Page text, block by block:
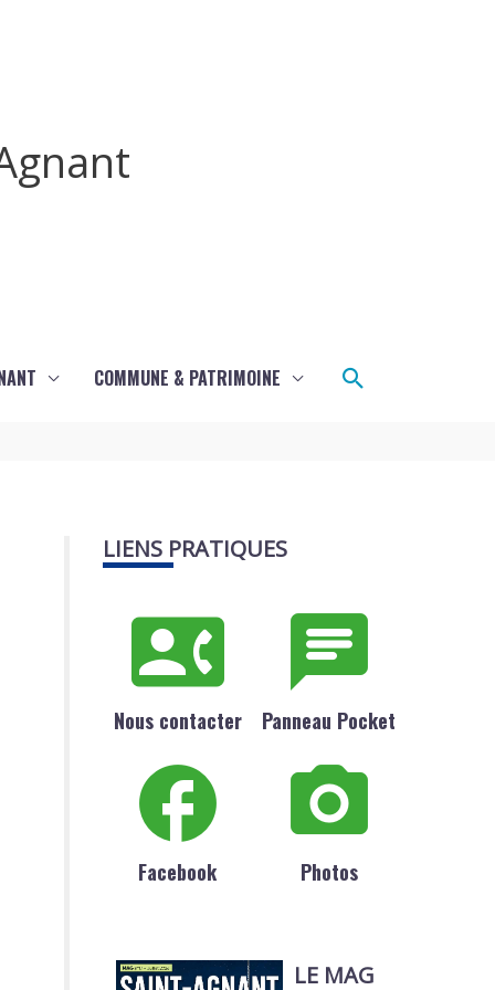
COMMUNE & PATRIMOINE Rechercher
LIENS PRATIQUES
Nous contacter Panneau Pocket
Facebook Photos
LE MAG